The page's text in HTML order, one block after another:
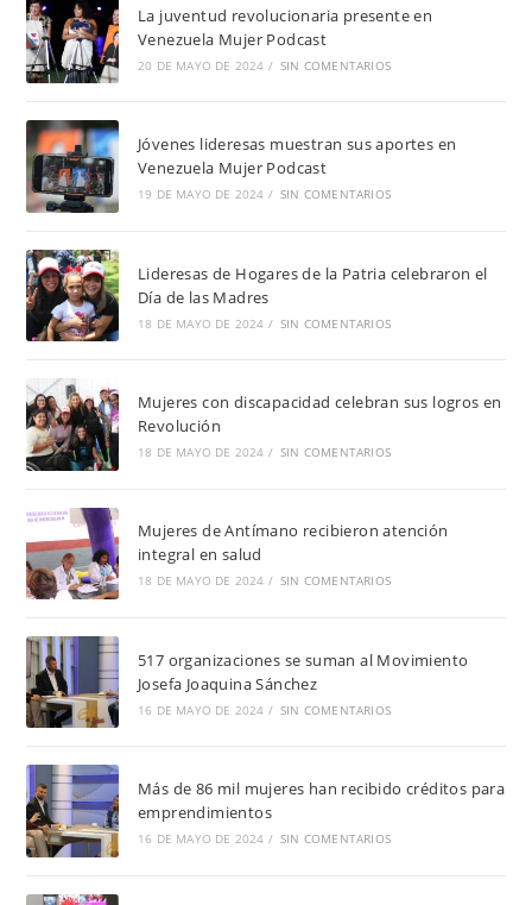
La juventud revolucionaria presente en
Venezuela Mujer Podcast
20 DE MAYO DE 2024 / SIN COMENTARIOS
Jóvenes lideresas muestran sus aportes en
Venezuela Mujer Podcast
19 DE MAYO DE 2024 / SIN COMENTARIOS
Lideresas de Hogares de la Patria celebraron el
Día de las Madres
18 DE MAYO DE 2024 / SIN COMENTARIOS
Mujeres con discapacidad celebran sus logros en
Revolución
18 DE MAYO DE 2024 / SIN COMENTARIOS
Mujeres de Antímano recibieron atención
integral en salud
18 DE MAYO DE 2024 / SIN COMENTARIOS
517 organizaciones se suman al Movimiento
Josefa Joaquina Sánchez
16 DE MAYO DE 2024 / SIN COMENTARIOS
Más de 86 mil mujeres han recibido créditos para
emprendimientos
16 DE MAYO DE 2024 / SIN COMENTARIOS